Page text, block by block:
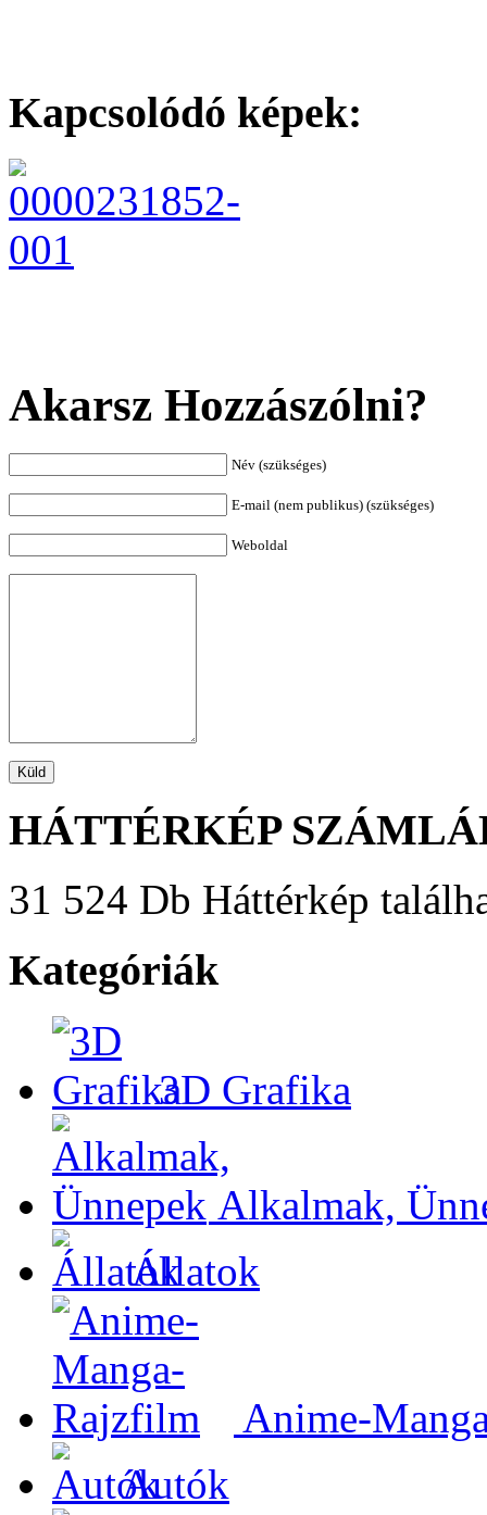
Kapcsolódó képek:
Akarsz Hozzászólni?
Név (szükséges)
E-mail (nem publikus) (szükséges)
Weboldal
HÁTTÉRKÉP
31 524 Db Háttérkép
Kategóriák
3D Grafika
Alkalmak,
Állatok
Anime-
Autók